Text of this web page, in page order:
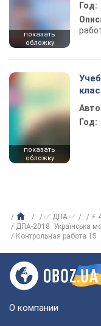
показать
обложку
Год:
показать
обложку
Год:
✅ ДПА ✅ ⚡
ДПА-2018. Українська
Контрольная работа 15
О компании